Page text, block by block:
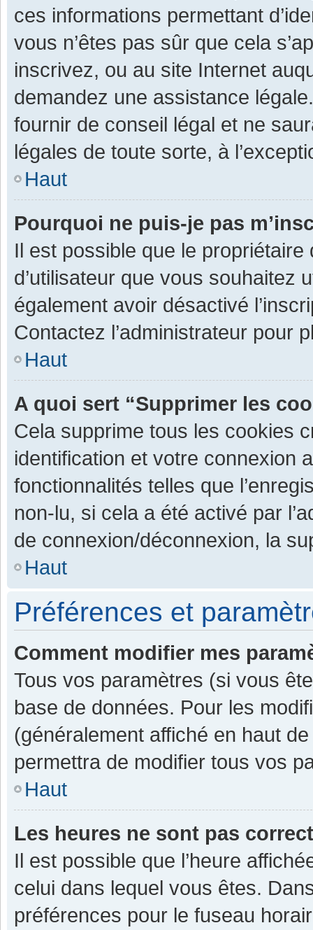
ces informations permettant
vous n’êtes pas sûr que cela
inscrivez, ou au site Internet
demandez une assistance
fournir de conseil légal et ne
légales de toute sorte, à
Haut
Pourquoi ne puis-je pas
Il est possible que le
d’utilisateur que vous souhaitez
également avoir désactivé
Contactez l’administrateur pour
Haut
A quoi sert “Supprimer les
Cela supprime tous les cookies
identification et votre connexion
fonctionnalités telles que
non-lu, si cela a été activé par
de connexion/déconnexion, la
Haut
Préférences et
Comment modifier mes
Tous vos paramètres (si vous
base de données. Pour les
(généralement affiché en haut
permettra de modifier tous vos
Haut
Les heures ne sont pas
Il est possible que l’heure
celui dans lequel vous êtes.
préférences pour le fuseau